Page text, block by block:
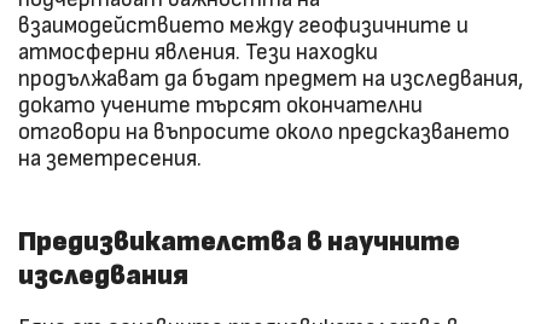
взаимодействието между геофизичните и
атмосферни явления. Тези находки
продължават да бъдат предмет на изследвания,
докато учените търсят окончателни
отговори на въпросите около предсказването
на земетресения.
Предизвикателства в научните
изследвания